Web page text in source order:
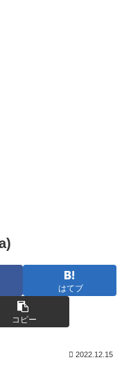
はてブ
コピー
2022.12.15